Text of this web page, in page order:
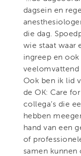
dagsein en
die dag.
wie staat waar
ingreep en
veelomvattend
Ook ben ik lid
de OK: Care
collega’s die
hebben
hand van een
of
samen kunnen